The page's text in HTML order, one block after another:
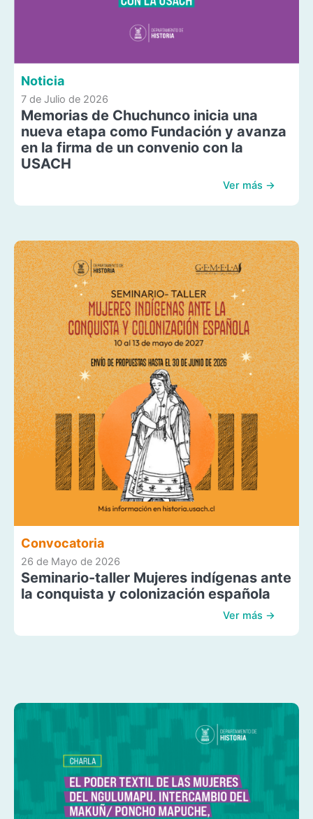
Noticia
7 de Julio de 2026
Memorias de Chuchunco inicia una
nueva etapa como Fundación y avanza
en la firma de un convenio con la
USACH
Ver más →
Convocatoria
26 de Mayo de 2026
Seminario-taller Mujeres indígenas ante
la conquista y colonización española
Ver más →